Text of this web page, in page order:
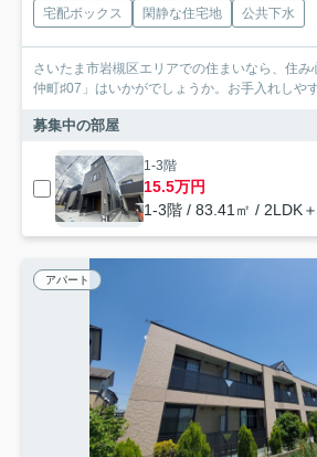
宅配ボックス 閑静な住宅地 公共下水
さいたま市岩槻区エリアでの住まいなら、住
仲町♯07」はいかがでしょうか。お手入れしや
募集中の部屋
1-3階
15.5万円
1-3階 / 83.41㎡ / 2LDK
アパート